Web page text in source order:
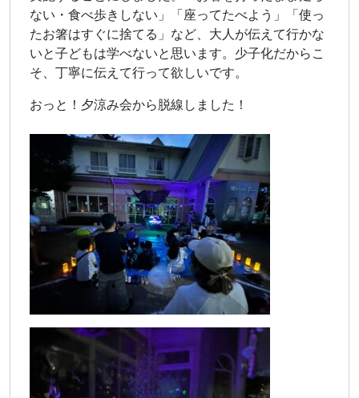
ない・食べ歩きしない」「座ってたべよう」「使っ
たお箸はすぐに捨てる」など、大人が伝えて行かな
いと子どもは学べないと思います。少子化だからこ
そ、丁寧に伝えて行って欲しいです。
おっと！夕涼み会から脱線しました！